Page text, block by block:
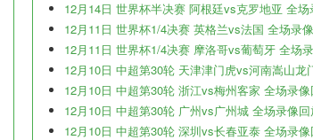
12月11日 世界杯1/4决赛 英格兰vs法国 全场录
12月10日 中超第30轮 浙江vs梅州客家 全场录
12月10日 中超第30轮 广州vs广州城 全场录像
12月10日 中超第30轮 深圳vs长春亚泰 全场录